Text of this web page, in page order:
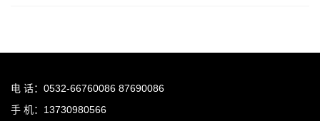
电 话：0532-66760086 87690086
手 机：13730980566